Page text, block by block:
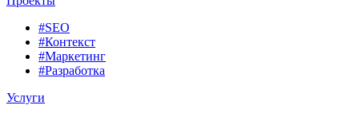
#SEO
#Контекст
#Маркетинг
#Разработка
Услуги